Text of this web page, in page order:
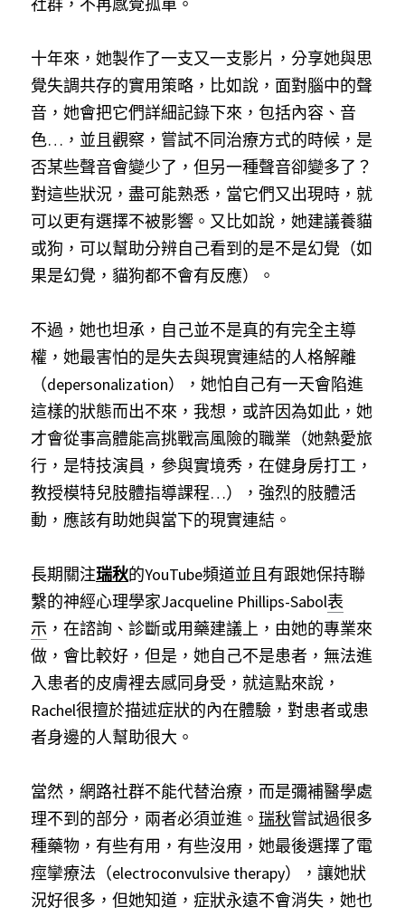
十年來，她製作了一支又一支影片，分享她與思
覺失調共存的實用策略，比如說，面對腦中的聲
音，她會把它們詳細記錄下來，包括內容、音
色…，並且觀察，嘗試不同治療方式的時候，是
否某些聲音會變少了，但另一種聲音卻變多了？
對這些狀況，盡可能熟悉，當它們又出現時，就
可以更有選擇不被影響。又比如說，她建議養貓
或狗，可以幫助分辨自己看到的是不是幻覺（如
果是幻覺，貓狗都不會有反應）。
不過，她也坦承，自己並不是真的有完全主導
權，她最害怕的是失去與現實連結的人格解離
（depersonalization），她怕自己有一天會陷進
這樣的狀態而出不來，我想，或許因為如此，她
才會從事高體能高挑戰高風險的職業（她熱愛旅
行，是特技演員，參與實境秀，在健身房打工，
教授模特兒肢體指導課程…），強烈的肢體活
動，應該有助她與當下的現實連結。
長期關注瑞秋的YouTube頻道並且有跟她保持聯
繫的神經心理學家Jacqueline Phillips-Sabol表
示 ，在諮詢、診斷或用藥建議上，由她的專業來
做，會比較好，但是，她自己不是患者，無法進
入患者的皮膚裡去感同身受，就這點來說，
Rachel很擅於描述症狀的內在體驗，對患者或患
者身邊的人幫助很大。
當然，網路社群不能代替治療，而是彌補醫學處
理不到的部分，兩者必須並進。 瑞秋嘗試過很多
種藥物，有些有用，有些沒用，她最後選擇了電
痙攣療法（electroconvulsive therapy），讓她狀
況好很多，但她知道，症狀永遠不會消失，她也